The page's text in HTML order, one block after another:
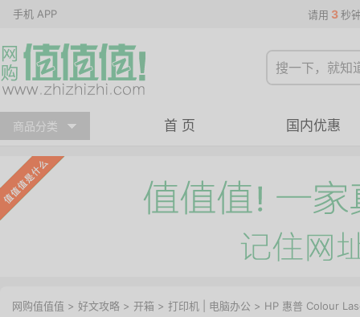
手机 APP 请用 3 秒
商品分类 首 页 国内优惠
网购值值值 > 好文攻略 > 开箱 > 打印机 电脑办公 > HP 惠普 Colour